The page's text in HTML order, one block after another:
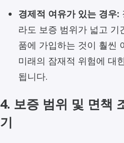
경제적 여유가 있는 경우:
라도 보증 범위가 넓고
품에 가입하는 것이 훨씬
미래의 잠재적 위험에 대
됩니다.
4. 보증 범위 및 면책
기